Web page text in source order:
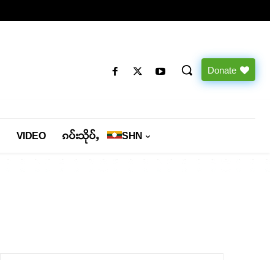
Donate
VIDEO ၵပ်းသိုပ်ႇ SHN